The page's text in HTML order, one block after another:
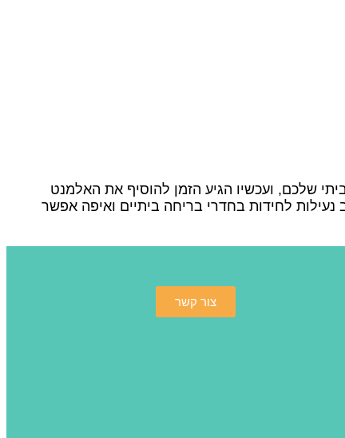
שלכם, ועכשיו הגיע הזמן להוסיף את האלמנט
לחידות בחדרי בריחה ביתיים ואיפה אפשר
צור קשר